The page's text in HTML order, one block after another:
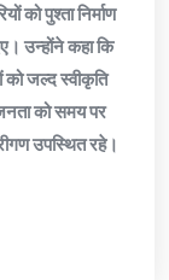
को पुश्ता निर्माण
उन्होंने कहा कि
को जल्द स्वीकृति
को समय पर
उपस्थित रहे।